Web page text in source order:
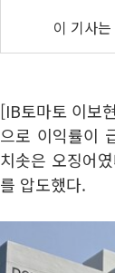
이 기사는
[IB토마토 이보
으로 이익률이
치솟은 오징어
를 압도했다.